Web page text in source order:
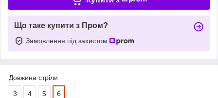
Що таке купити з Пром?
Замовлення під захистом
Довжина стріли
3 4 5 6